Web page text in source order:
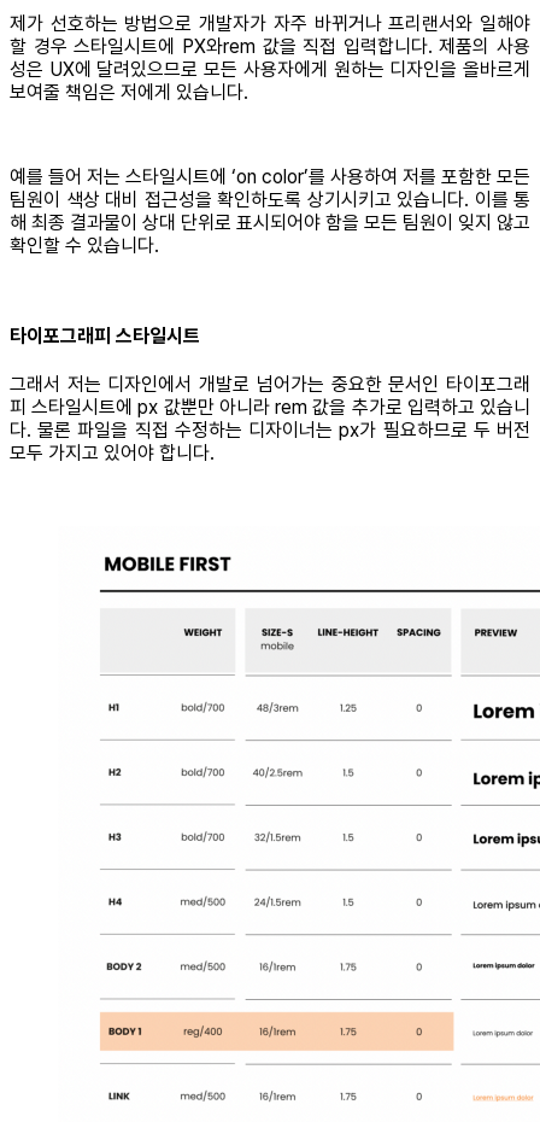
제가 선호하는 방법으로 개발자가 자주 바뀌거나 프리랜서와 일해야
할 경우 스타일시트에 PX와rem 값을 직접 입력합니다. 제품의 사용
성은 UX에 달려있으므로 모든 사용자에게 원하는 디자인을 올바르게
보여줄 책임은 저에게 있습니다.
예를 들어 저는 스타일시트에 ‘on color’를 사용하여 저를 포함한 모든
팀원이 색상 대비 접근성을 확인하도록 상기시키고 있습니다. 이를 통
해 최종 결과물이 상대 단위로 표시되어야 함을 모든 팀원이 잊지 않고
확인할 수 있습니다.
타이포그래피 스타일시트
그래서 저는 디자인에서 개발로 넘어가는 중요한 문서인 타이포그래
피 스타일시트에 px 값뿐만 아니라 rem 값을 추가로 입력하고 있습니
다. 물론 파일을 직접 수정하는 디자이너는 px가 필요하므로 두 버전
모두 가지고 있어야 합니다.